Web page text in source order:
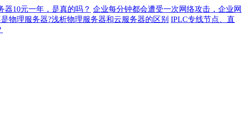
器10元一年，是真的吗？ 企业每分钟都会遭受一次网络攻击，企业网
物理服务器?浅析物理服务器和云服务器的区别 IPLC专线节点、直